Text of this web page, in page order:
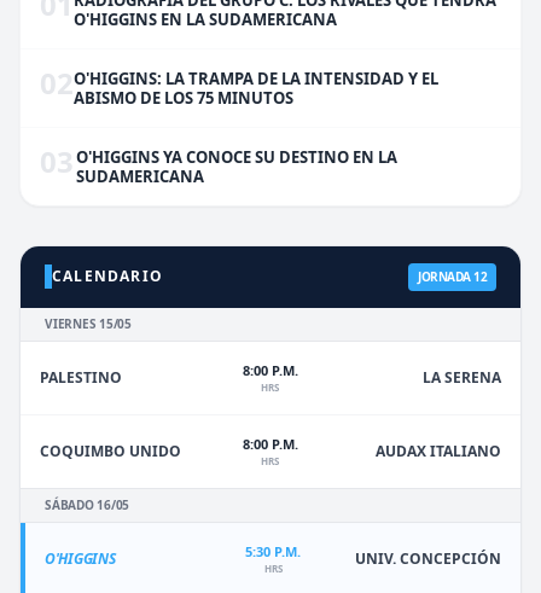
O'HIGGINS EN LA SUDAMERICANA
02O'HIGGINS: LA TRAMPA DE LA INTENSIDAD Y EL
ABISMO DE LOS 75 MINUTOS
03 O'HIGGINS YA CONOCE SU DESTINO EN LA
SUDAMERICANA
CALENDARIO JORNADA 12
VIERNES 15/05
PALESTINO 8:00 P.M.
HRS LA SERENA
COQUIMBO UNIDO 8:00 P.M.
HRS AUDAX ITALIANO
SÁBADO 16/05
O'HIGGINS 5:30 P.M.
HRS UNIV. CONCEPCIÓN